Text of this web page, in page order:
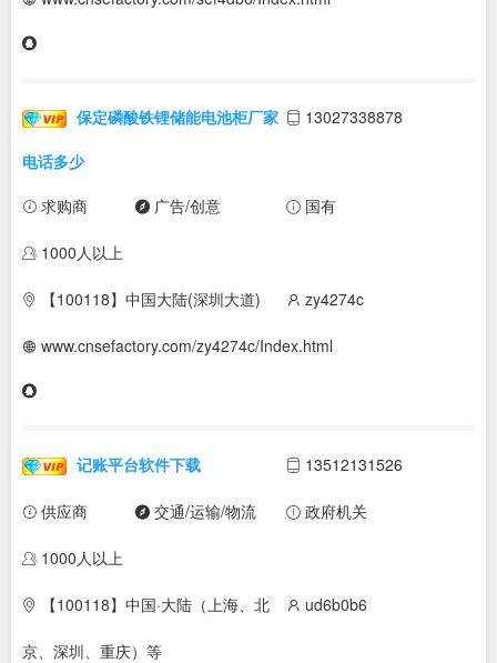
保定磷酸铁锂储能电池柜厂家
电话多少
13027338878
求购商 广告/创意 国有
1000人以上
【100118】中国大陆(深圳大道) zy4274c
www.cnsefactory.com/zy4274c/Index.html
记账平台软件下载 13512131526
供应商 交通/运输/物流 政府机关
1000人以上
【100118】中国·大陆（上海、北
京、深圳、重庆）等
ud6b0b6